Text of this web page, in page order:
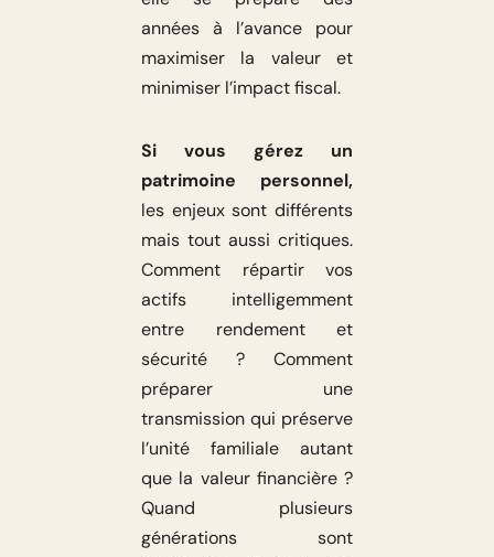
années à l’avance pour
maximiser la valeur et
minimiser l’impact fiscal.
Si vous gérez un
patrimoine personnel,
les enjeux sont différents
mais tout aussi critiques.
Comment répartir vos
actifs intelligemment
entre rendement et
sécurité ? Comment
préparer une
transmission qui préserve
l’unité familiale autant
que la valeur financière ?
Quand plusieurs
générations sont